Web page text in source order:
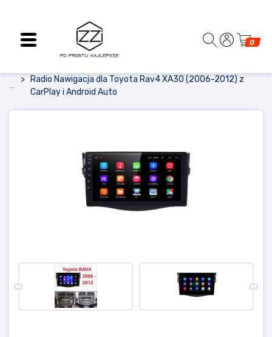
0
...
Radio Nawigacja dla Toyota Rav4 XA30 (2006-2012) z
CarPlay i Android Auto